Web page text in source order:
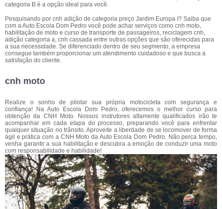
categoria B é a opção ideal para você.
Pesquisando por cnh adição de categoria preço Jardim Europa I? Saiba que
com a Auto Escola Dom Pedro você pode achar serviços como cnh moto,
habilitação de moto e curso de transporte de passageiros, reciclagem cnh,
adição categoria a, cnh cassada entre outras opções que são oferecidas para
a sua necessidade. Se diferenciado dentro de seu segmento, a empresa
consegue também proporcionar um atendimento cuidadoso e que busca a
satisfação do cliente.
cnh moto
Realize o sonho de pilotar sua própria motocicleta com segurança e
confiança! Na Auto Escola Dom Pedro, oferecemos o melhor curso para
obtenção da CNH Moto. Nossos instrutores altamente qualificados irão te
acompanhar em cada etapa do processo, preparando você para enfrentar
qualquer situação no trânsito. Aproveite a liberdade de se locomover de forma
ágil e prática com a CNH Moto da Auto Escola Dom Pedro. Não perca tempo,
venha garantir a sua habilitação e descubra a emoção de conduzir uma moto
com responsabilidade e habilidade!